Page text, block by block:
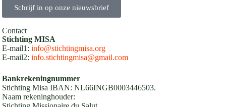
Schrijf in op onze nieuwsbrief
Contact
Stichting MISA
E-mail1: info@stichtingmisa.org
E-mail2: info.stichtingmisa@gmail.com
Bankrekeningnummer
Stichting Misa IBAN: NL66INGB0003446503.
Naam rekeninghouder: